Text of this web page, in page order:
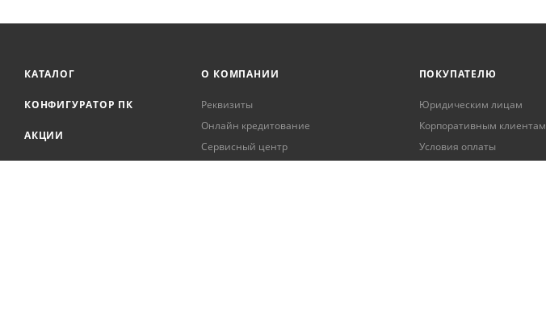
КАТАЛОГ
КОНФИГУРАТОР ПК
АКЦИИ
О КОМПАНИИ
Реквизиты
Онлайн кредитование
Сервисный центр
ПОКУПАТЕЛЮ
Юридическим лицам
Корпоративным клиентам
Условия оплаты